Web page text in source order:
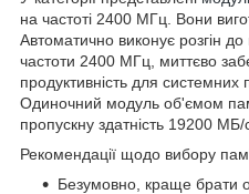
на частоті 2400 МГц. Вони
Автоматично виконує розгін
частоти 2400 МГц, миттєво
продуктивність для системних
Одиночний модуль об'ємом
пропускну здатність 19200 МБ/
Рекомендації щодо вибору
Безумовно, краще брати